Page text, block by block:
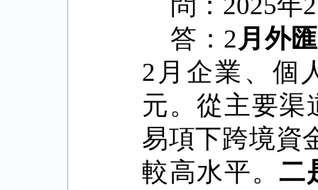
答： 2 月外
2 月企業、個
元。從主要渠
易項下跨境資
較高水平。二